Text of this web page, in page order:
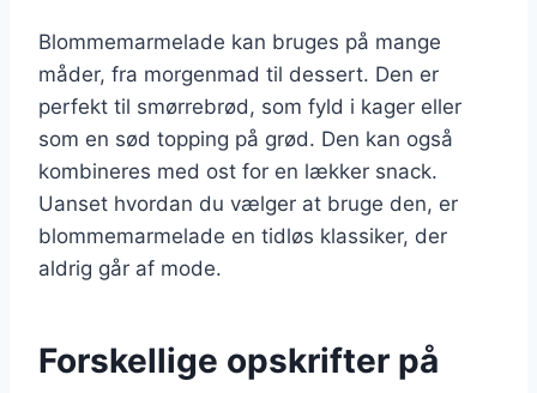
Blommemarmelade kan bruges på mange
måder, fra morgenmad til dessert. Den er
perfekt til smørrebrød, som fyld i kager eller
som en sød topping på grød. Den kan også
kombineres med ost for en lækker snack.
Uanset hvordan du vælger at bruge den, er
blommemarmelade en tidløs klassiker, der
aldrig går af mode.
Forskellige opskrifter på